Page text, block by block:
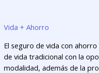
Vida + Ahorro
El seguro de vida con
de vida tradicional con la
modalidad, además de la